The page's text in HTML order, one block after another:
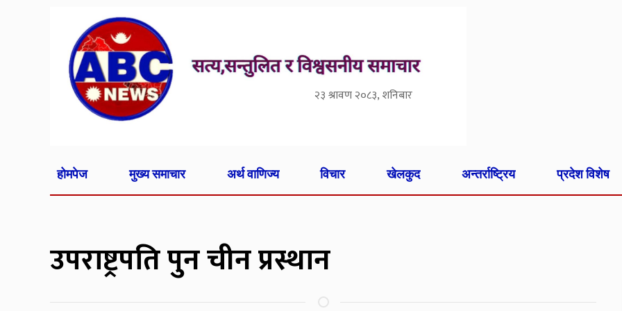
२३ श्रावण २०८३, शनिबार
होमपेज मुख्य समाचार अर्थ वाणिज्य विचार खेलकुद अन्तर्राष्ट्रिय प्रदेश विशेष
उपराष्ट्रपति पुन चीन प्रस्थान